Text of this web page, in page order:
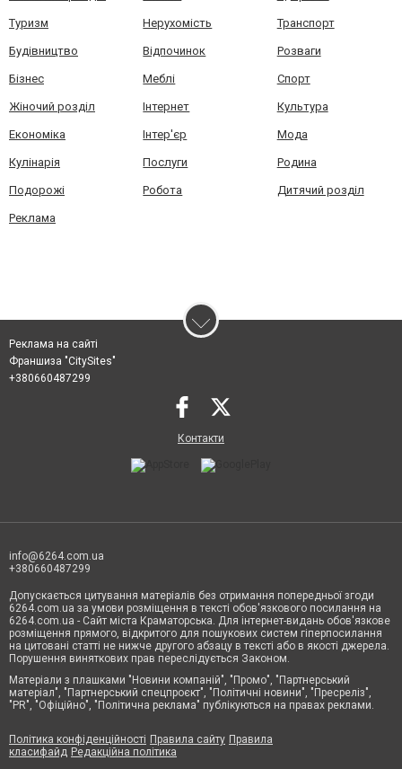
Туризм Нерухомість Транспорт
Будівництво Відпочинок Розваги
Бізнес Меблі Спорт
Жіночий розділ Інтернет Культура
Економіка Інтер'єр Мода
Кулінарія Послуги Родина
Подорожі Робота Дитячий розділ
Реклама
Реклама на сайті
Франшиза "CitySites"
+380660487299
Контакти
info@6264.com.ua
+380660487299
Допускається цитування матеріалів без отримання попередньої згоди
6264.com.ua за умови розміщення в тексті обов'язкового посилання на
6264.com.ua - Сайт міста Краматорська. Для інтернет-видань обов'язкове
розміщення прямого, відкритого для пошукових систем гіперпосилання
на цитовані статті не нижче другого абзацу в тексті або в якості джерела.
Порушення виняткових прав переслідується Законом.
Матеріали з плашками "Новини компаній", "Промо", "Партнерський
матеріал", "Партнерський спецпроєкт", "Політичні новини", "Пресреліз",
"PR", "Офіційно", "Політична реклама" публікуються на правах реклами.
Політика конфіденційності Правила сайту Правила
класифайд Редакційна політика